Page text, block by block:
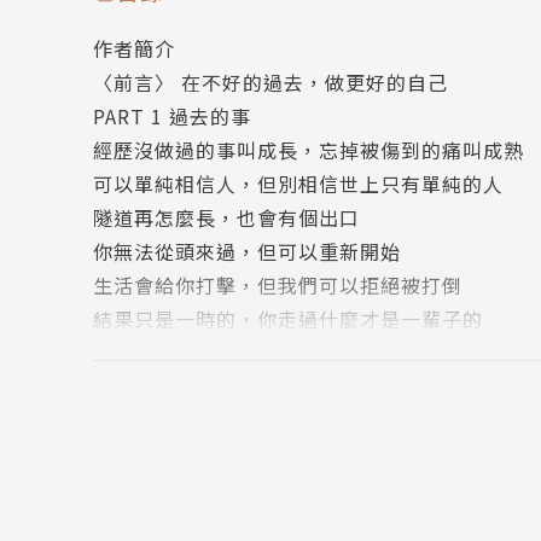
過去的事、自己的事、現在的事、選擇的事、以
在生活裡遇到失意的事，在人生中撞到艱難的事，
在職場裡碰到複雜的事，在離職後想到恐懼的事，
在求學時感到討厭的事，在關係裡見到執著的事
他說：「凡事都有好的一面，但你要先為自己主動
他用療癒的筆觸，寫出感性的堅強，
透過文字的微光及力量，讓你接受過去、喜歡現
作者簡介
〈前言〉 在不好的過去，做更好的自己
PART 1 過去的事
經歷沒做過的事叫成長，忘掉被傷到的痛叫成熟
可以單純相信人，但別相信世上只有單純的人
隧道再怎麼長，也會有個出口
你無法從頭來過，但可以重新開始
生活會給你打擊，但我們可以拒絕被打倒
結果只是一時的，你走過什麼才是一輩子的